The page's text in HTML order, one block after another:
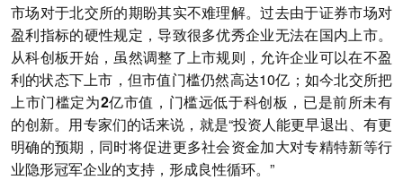
市场对于北交所的期盼其实不难理解。过去由于证券市场对
盈利指标的硬性规定，导致很多优秀企业无法在国内上市。
从科创板开始，虽然调整了上市规则，允许企业可以在不盈
利的状态下上市，但市值门槛仍然高达10亿； 如今北交所把
上市门槛定为2亿市值，门槛远低于科创板，已是前所未有
的创新。 用专家们的话来说，就是“投资人能更早退出、有更
明确的预期，同时将促进更多社会资金加大对专精特新等行
业隐形冠军企业的支持，形成良性循环。”